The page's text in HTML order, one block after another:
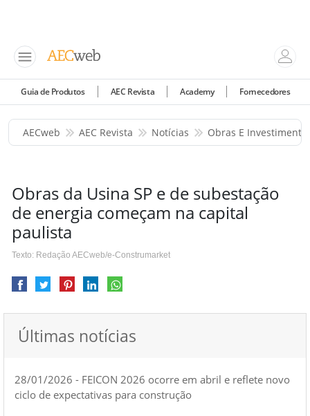
Guia de Produtos AEC Revista Academy Fornecedores
AECweb AEC Revista Notícias Obras E
Obras da Usina SP e de subestação
de energia começam na capital
paulista
Texto: Redação AECweb/e-Construmarket
Últimas notícias
28/01/2026 - FEICON 2026 ocorre em abril e reflete novo
ciclo de expectativas para construção